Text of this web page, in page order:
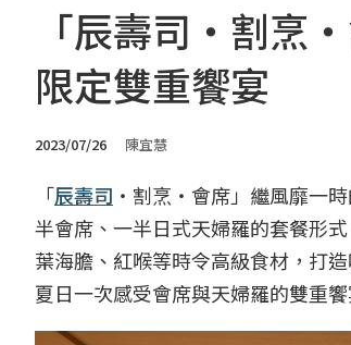
「辰壽司‧割烹
限定雙重饗宴
2023/07/26 陳宜慧
「辰壽司 ‧割烹‧會席」繼風靡一時
半會席、一半日式天婦羅的套餐形
葉海膽、紅喉等時令高級食材，打
夏日一次感受會席與天婦羅的雙重饗